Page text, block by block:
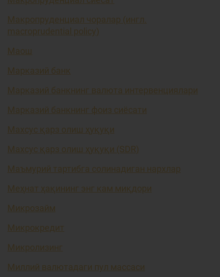
Макропруденциал чоралар (ингл.
macroprudential policy)
Маош
Марказий банк
Марказий банкнинг валюта интервенциялари
Марказий банкнинг фоиз сиёсати
Махсус қарз олиш ҳуқуқи
Махсус қарз олиш ҳуқуқи (SDR)
Маъмурий тартибга солинадиган нархлар
Меҳнат ҳақининг энг кам миқдори
Микрозайм
Микрокредит
Микролизинг
Миллий валютадаги пул массаси